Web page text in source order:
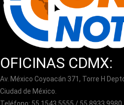
OFICINAS CDMX:
Av. México Coyoacán 371, Torre H
Ciudad de México.